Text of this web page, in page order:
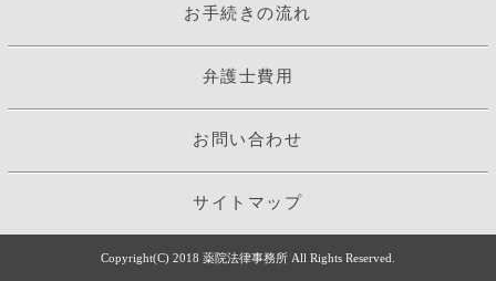
お手続きの流れ
弁護士費用
お問い合わせ
サイトマップ
Copyright(C) 2018 薬院法律事務所 All Rights Reserved.